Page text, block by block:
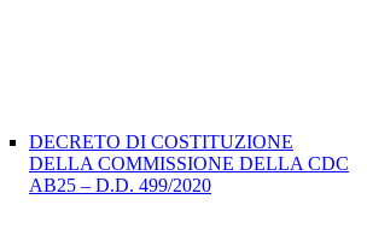
DECRETO DI COSTITUZIONE
DELLA COMMISSIONE DELLA CDC
AB25 – D.D. 499/2020